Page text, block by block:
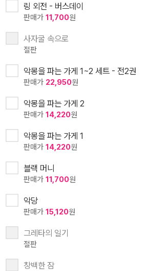
링 외전 - 버스데이
판매가 11,700원
사자굴 속으로
절판
악몽을 파는 가게 1~2 세트 - 전2권
판매가 22,950원
악몽을 파는 가게 2
판매가 14,220원
악몽을 파는 가게 1
판매가 14,220원
블랙 머니
판매가 11,700원
악당
판매가 15,120원
그레타의 일기
절판
창백한 잠